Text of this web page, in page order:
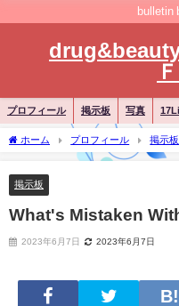
bulletin
プロフィール 掲示板 写真
ホーム プロフィール 掲示板
掲示板
What's Mistaken
2023年6月7日 2023年6月7日